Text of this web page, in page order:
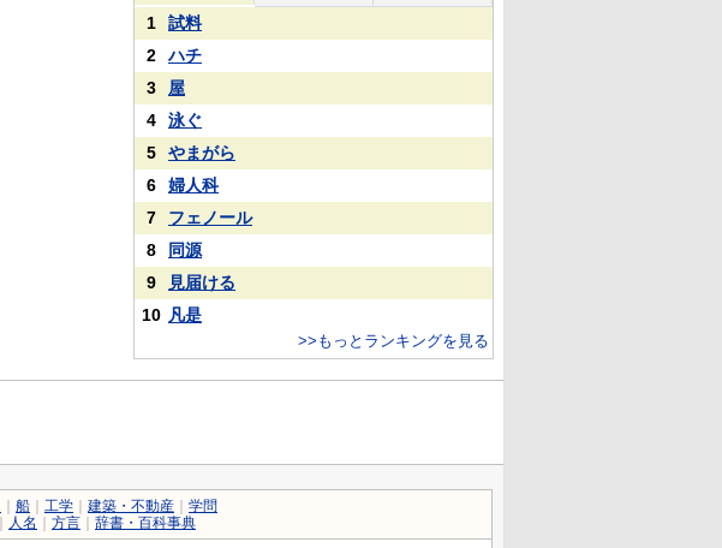
1
試料
2
ハチ
3
屋
4
泳ぐ
5
やまがら
6
婦人科
7
フェノール
8
同源
9
見届ける
10 凡是
>>もっとランキングを見る
船 工学 建築・不動産
学問
人名 方言 辞書・百科事典